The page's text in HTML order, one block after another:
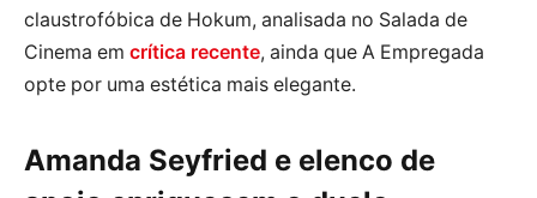
claustrofóbica de Hokum, analisada no Salada de
Cinema em crítica recente, ainda que A Empregada
opte por uma estética mais elegante.
Amanda Seyfried e elenco de